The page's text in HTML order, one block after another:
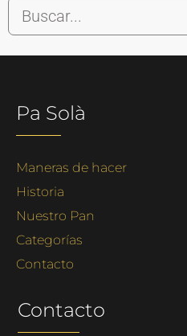
Pa Solà
Maneras de hacer
Historia
Nuestro Pan
Categorías
Contacto
Contacto